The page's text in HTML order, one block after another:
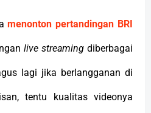
menonton pertandingan BRI
live streamingdiberbagai
lagi jika berlangganan di
tentu kualitas videonya